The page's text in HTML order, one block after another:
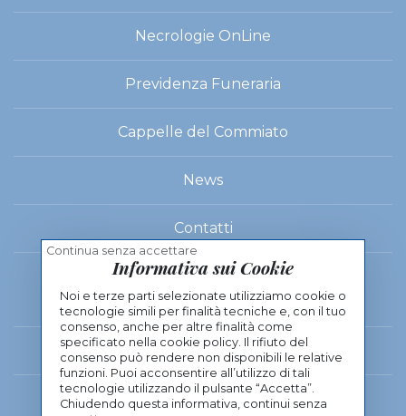
Necrologie OnLine
Previdenza Funeraria
Cappelle del Commiato
News
Contatti
Cappelle del Commiato
Via delle Panche
Viale Milton
Viale Milton 89, 50129 Firenze
Continua senza accettare
Informativa sui Cookie
Noi e terze parti selezionate utilizziamo cookie o
tecnologie simili per finalità tecniche e, con il tuo
consenso, anche per altre finalità come
specificato nella cookie policy. Il rifiuto del
consenso può rendere non disponibili le relative
funzioni. Puoi acconsentire all’utilizzo di tali
tecnologie utilizzando il pulsante “Accetta”.
Chiudendo questa informativa, continui senza